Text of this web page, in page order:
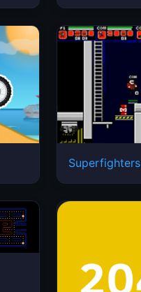
Superfighters